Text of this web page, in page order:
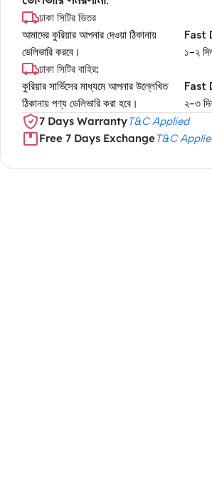
ঢাকা সিটির ভিতর
আমাদের কুরিয়ার আপনার দেওয়া ঠিকানায়
ডেলিভারি করবে।
১-২
Fast
ঢাকা সিটির বাহির:
কুরিয়ার সার্ভিসের মাধ্যমে আপনার উল্লেখিত
ঠিকানায় পণ্য ডেলিভারি করা হবে।
২-৩
Fast
7 Days WarrantyT&C Applied
Free 7 Days ExchangeT&C